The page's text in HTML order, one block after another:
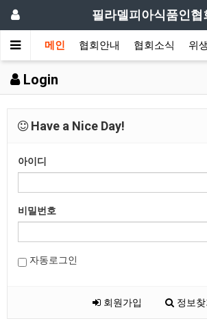
필라델피아식품인협
메인 협회안내 협회소식 위
Login
Have a Nice Day!
아이디
비밀번호
자동로그인
회원가입 정보찾